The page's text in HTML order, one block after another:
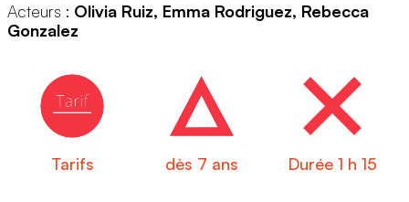
Acteurs : Olivia Ruiz, Emma Rodriguez, Rebecca
Gonzalez
Tarifs dès 7 ans Durée 1 h 15